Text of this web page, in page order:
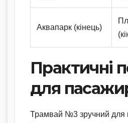
Аквапарк (кінець)
Практичні
для
Трамвай №3 зручний для